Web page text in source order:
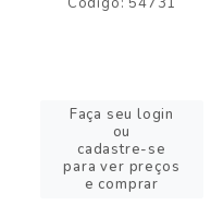
Faça seu login
ou
cadastre-se
para ver preços
e comprar